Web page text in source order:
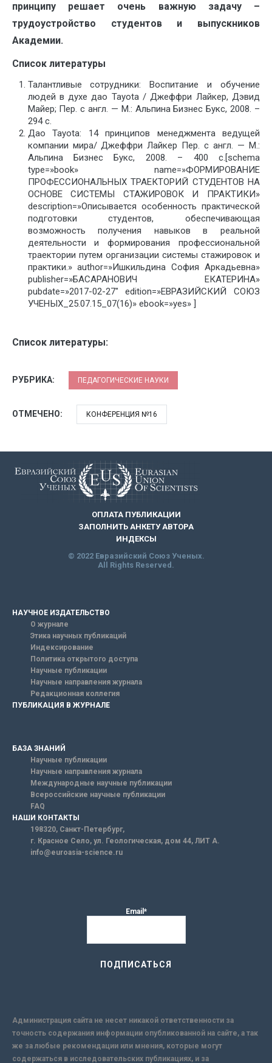
принципу решает очень важную задачу –
трудоустройство студентов и выпускников
Академии.
Список литературы
Талантливые сотрудники: Воспитание и обучение
людей в духе дао Tayota / Джеффри Лайкер, Дэвид
Майер; Пер. с англ. — М.: Альпина Бизнес Букс, 2008. –
294 с.
Дао Tayota: 14 принципов менеджмента ведущей
компании мира/ Джеффри Лайкер Пер. с англ. — М.:
Альпина Бизнес Букс, 2008. – 400 с.[schema
type=»book» name=»ФОРМИРОВАНИЕ
ПРОФЕССИОНАЛЬНЫХ ТРАЕКТОРИЙ СТУДЕНТОВ НА
ОСНОВЕ СИСТЕМЫ СТАЖИРОВОК И ПРАКТИКИ»
description=»Описывается особенность практической
подготовки студентов, обеспечивающая
возможность получения навыков в реальной
деятельности и формирования профессиональной
траектории путем организации системы стажировок и
практики.» author=»Ишкильдина София Аркадьевна»
publisher=»БАСАРАНОВИЧ ЕКАТЕРИНА»
pubdate=»2017-02-27″ edition=»ЕВРАЗИЙСКИЙ СОЮЗ
УЧЕНЫХ_25.07.15_07(16)» ebook=»yes» ]
Список литературы:
РУБРИКА: ПЕДАГОГИЧЕСКИЕ НАУКИ
ОТМЕЧЕНО: КОНФЕРЕНЦИЯ №16
ОПЛАТА ПУБЛИКАЦИИ
ЗАПОЛНИТЬ АНКЕТУ АВТОРА
ИНДЕКСЫ
© 2022 Евразийский Союз Ученых.
All Rights Reserved.
НАУЧНОЕ ИЗДАТЕЛЬСТВО
О журнале
Этика научных публикаций
Индексирование
Политика открытого доступа
Научные публикации
Научные направления журнала
Редакционная коллегия
ПУБЛИКАЦИЯ В ЖУРНАЛЕ
БАЗА ЗНАНИЙ
Научные публикации
Научные направления журнала
Международные научные публикации
Всероссийские научные публикации
FAQ
НАШИ КОНТАКТЫ
198320, Санкт-Петербург,
г. Красное Село, ул. Геологическая, дом 44, ЛИТ А.
info@euroasia-science.ru
Email*
Администрация сайта не несет никакой ответственности за
точность содержания информации опубликованной на сайте, а так
же за любые рекомендации или мнения, которые могут
содержаться в исследовательских публикациях, и за